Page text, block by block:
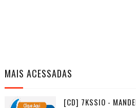
MAIS ACESSADAS
[CD] 7KSSIO -